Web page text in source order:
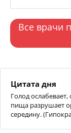
Все врачи
Цитата дня
Голод
пища разрушает
середину.